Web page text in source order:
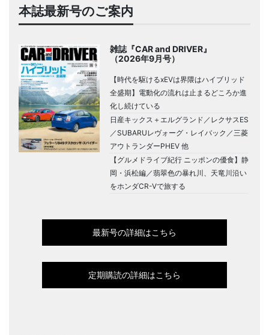
本誌最新号のご案内
雑誌『CAR and DRIVER』
（2026年9月号）
【時代を駆けるxEVは界隈はハイブリッド
全盛期】電動化の流れは止まるどころか進
化し続けている
日産キックス＋エルグランド／レクサスES
／SUBARUレヴォーグ・レイバック／三菱
アウトランダーPHEV 他
【グルメドライブ紀行 ニッポンの優食】静
岡・浜松編／翡翠色の暴れ川、天竜川沿い
をホンダCR-Vで旅する
最新号の詳細はこちら
定期購読の詳細はこちら